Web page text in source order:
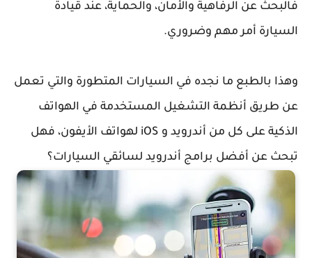
فالبحث عن الرفاهية والأمان، والحماية، عند قيادة
السيارة أمر مهم وضروري.
وهذا بالطبع ما نجده في السيارات المتطورة والتي تعمل
عن طريق أنظمة التشغيل المستخدمة في الهواتف
الذكية على كل من أندرويد و iOS لهواتف الأيفون، فهل
تبحث عن أفضل برامج أندرويد لسائقي السيارات؟